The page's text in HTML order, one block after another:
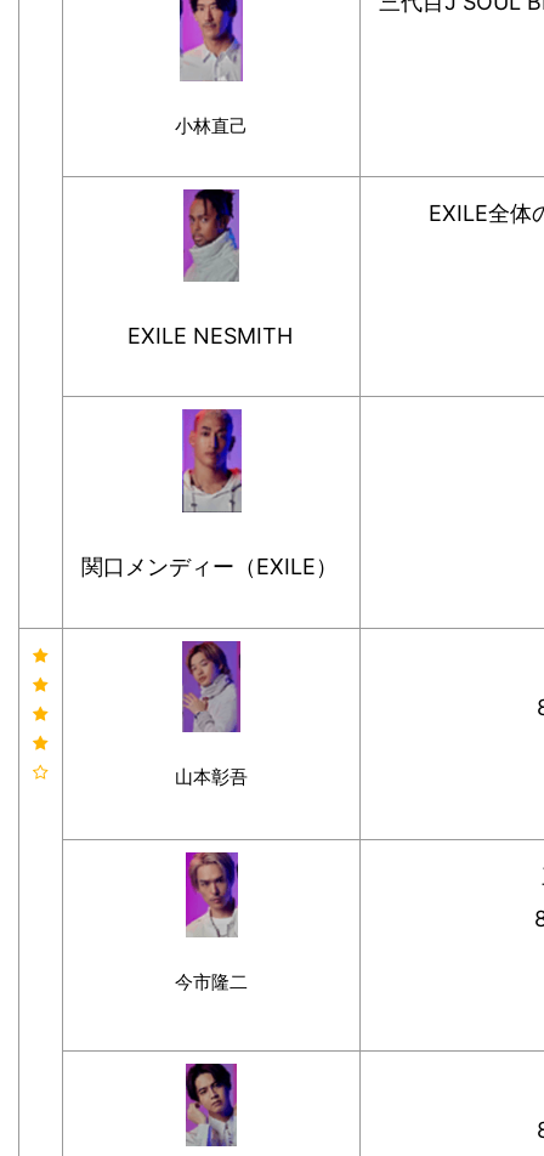
小林直己
EXILE NESMITH
EXILE全体
関口メンディー（EXILE）
山本彰吾
今市隆二